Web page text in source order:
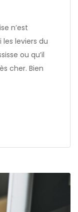
n’est
leviers du
ou qu’il
cher. Bien